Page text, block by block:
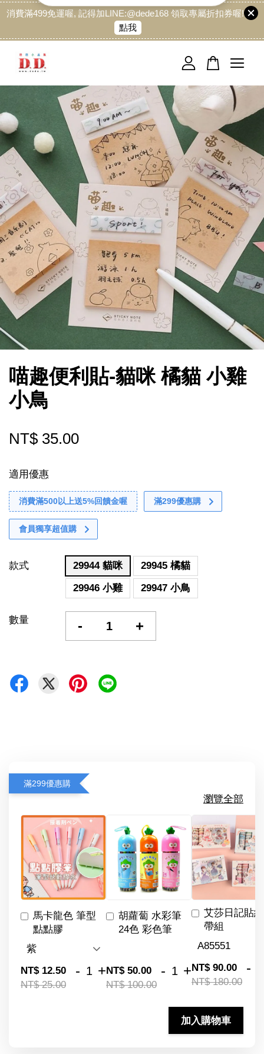
消費滿499免運喔, 記得加LINE:@dede168 領取專屬折扣券喔!
點我
喵趣便利貼-貓咪 橘貓 小雞
小鳥
NT$ 35.00
適用優惠
消費滿500以上送5%回饋金喔 滿299優惠購
會員獨享超值購
款式 29944 貓咪
29945 橘貓
29946 小雞
29947 小鳥
數量 - +
滿299優惠購
瀏覽全部
馬卡龍色 筆型
點點膠
NT$ 12.50
NT$ 25.00
- +
胡蘿蔔 水彩筆
24色 彩色筆
NT$ 50.00
NT$ 100.00
- +
艾莎日記貼
帶組
NT$ 90.00
NT$ 180.00
-
加入購物車
您的購物車目前還是空的。
繼續購物